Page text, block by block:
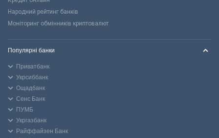
Народний рейтинг банків
Моніторинг обмінників криптовалют
Популярні банки
Приватбанк
Укрсиббанк
Ощадбанк
Сенс Банк
ПУМБ
Укргазбанк
Райффайзен Банк